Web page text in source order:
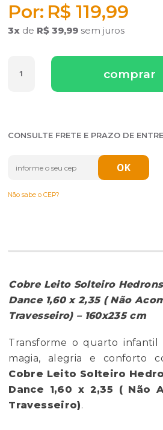
R$ 119,99
3x de R$ 39,99 sem juros
comprar
CONSULTE FRETE E PRAZO DE
Não sabe o CEP?
Cobre Leito Solteiro
Dance 1,60 x 2,35 ( Não
Travesseiro) – 160x235 cm
Transforme o quarto
magia, alegria e conforto
Cobre Leito Solteiro
Dance 1,60 x 2,35 ( Não
Travesseiro).